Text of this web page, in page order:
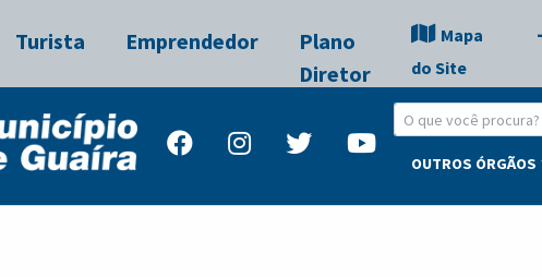
Turista Emprendedor
Plano
Diretor
Mapa
do Site
OUTROS ÓRGÃOS